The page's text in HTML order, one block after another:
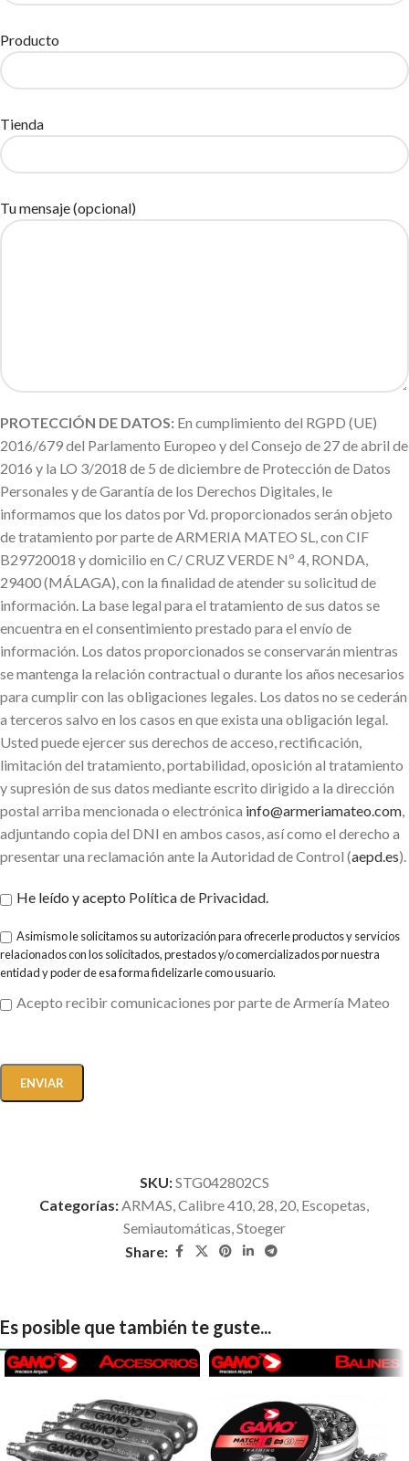
Producto
Tienda
Tu mensaje (opcional)
PROTECCIÓN DE DATOS: En cumplimiento del RGPD (UE)
2016/679 del Parlamento Europeo y del Consejo de 27 de abril de
2016 y la LO 3/2018 de 5 de diciembre de Protección de Datos
Personales y de Garantía de los Derechos Digitales, le
informamos que los datos por Vd. proporcionados serán objeto
de tratamiento por parte de ARMERIA MATEO SL, con CIF
B29720018 y domicilio en C/ CRUZ VERDE Nº 4, RONDA,
29400 (MÁLAGA), con la finalidad de atender su solicitud de
información. La base legal para el tratamiento de sus datos se
encuentra en el consentimiento prestado para el envío de
información. Los datos proporcionados se conservarán mientras
se mantenga la relación contractual o durante los años necesarios
para cumplir con las obligaciones legales. Los datos no se cederán
a terceros salvo en los casos en que exista una obligación legal.
Usted puede ejercer sus derechos de acceso, rectificación,
limitación del tratamiento, portabilidad, oposición al tratamiento
y supresión de sus datos mediante escrito dirigido a la dirección
postal arriba mencionada o electrónica info@armeriamateo.com,
adjuntando copia del DNI en ambos casos, así como el derecho a
presentar una reclamación ante la Autoridad de Control (aepd.es).
He leído y acepto Política de Privacidad.
Asimismo le solicitamos su autorización para ofrecerle productos y servicios
relacionados con los solicitados, prestados y/o comercializados por nuestra
entidad y poder de esa forma fidelizarle como usuario.
Acepto recibir comunicaciones por parte de Armería Mateo
SKU:STG042802CS
Categorías:ARMAS,Calibre 410, 28, 20, Escopetas,
Semiautomáticas,Stoeger
Share:
Es posible que también te guste...